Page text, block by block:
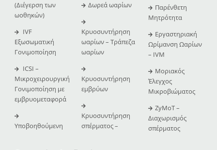
(Διέγερση των
ωοθηκών)
IVF
Εξωσωματική
Γονιμοποίηση
ICSI –
Μικροχειρουργική
Γονιμοποίηση με
εμβρυομεταφορά
Υποβοηθούμενη
Δωρεά ωαρίων
Κρυοσυντήρηση
ωαρίων – Τράπεζα
ωαρίων
Κρυοσυντήρηση
εμβρύων
Κρυοσυντήρηση
σπέρματος –
Παρένθετη
Μητρότητα
Εργαστηριακή
Ωρίμανση Ωαρίων
– IVM
Μοριακός
Έλεγχος
Μικροβιώματος
ZyMoT –
Διαχωρισμός
σπέρματος